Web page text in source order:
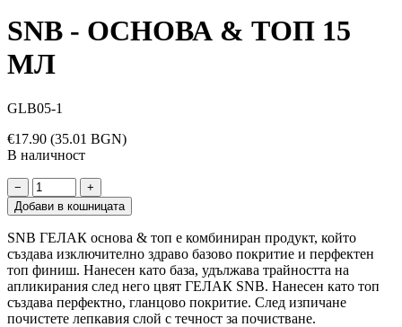
SNB - ОСНОВА & ТОП 15
МЛ
GLB05-1
€17.90 (35.01 BGN)
В наличност
−
+
Добави в кошницата
SNB ГЕЛАК основа & топ е комбиниран продукт, който
създава изключително здраво базово покритие и перфектен
топ финиш. Нанесен като база, удължава трайността на
апликирания след него цвят ГЕЛАК SNB. Нанесен като топ
създава перфектно, гланцово покритие. След изпичане
почистете лепкавия слой с течност за почистване.